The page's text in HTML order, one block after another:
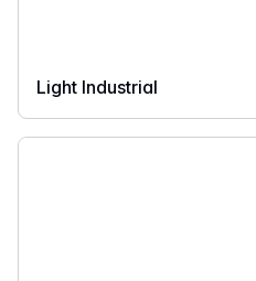
Light Industrial